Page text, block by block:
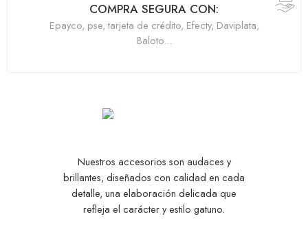
COMPRA SEGURA CON:
Epayco, pse, tarjeta de crédito, Efecty, Daviplata,
Baloto...
Nuestros accesorios son audaces y
brillantes, diseñados con calidad en cada
detalle, una elaboración delicada que
refleja el carácter y estilo gatuno.